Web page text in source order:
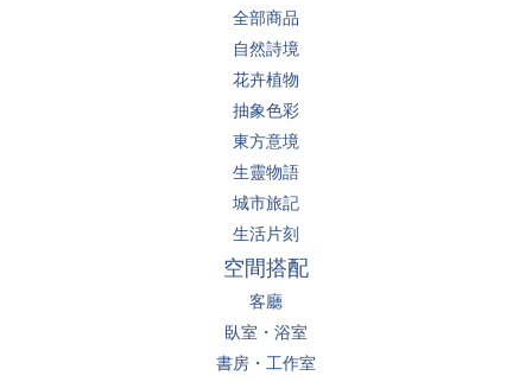
全部商品
自然詩境
花卉植物
抽象色彩
東方意境
生靈物語
城市旅記
生活片刻
空間搭配
客廳
臥室・浴室
書房・工作室